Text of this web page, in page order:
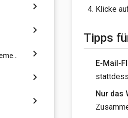
chevron_right
chevron_right
Integriertes Managementsystem chevron_right
chevron_right
chevron_right
Klicke
Tipps
E-Mail-
Nur das